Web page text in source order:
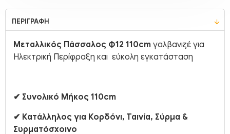
ΠΕΡΙΓΡΑΦΉ
Μεταλλικός Πάσσαλος Φ12 110cm γαλβανιζέ για
Ηλεκτρική Περίφραξη και εύκολη εγκατάσταση
✔︎ Συνολικό Μήκος 110cm
✔︎ Κατάλληλος για Κορδόνι, Ταινία, Σύρμα &
Συρματόσχοινο